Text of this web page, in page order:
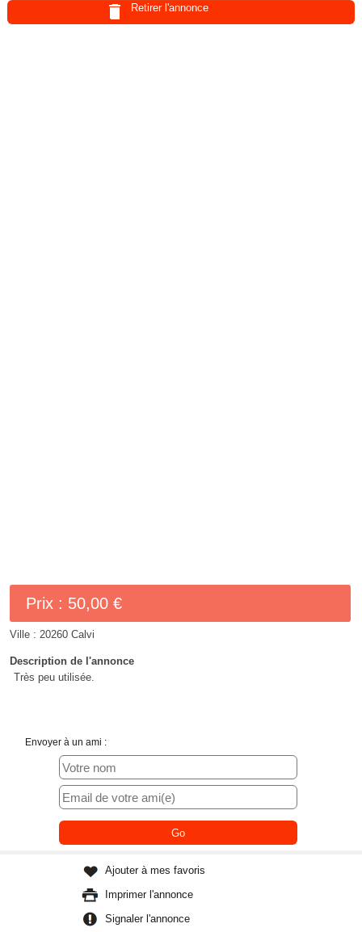
Retirer l'annonce
Prix : 50,00 €
Ville :20260 Calvi
Description de l'annonce
Très peu utilisée.
Envoyer à un ami :
Ajouter à mes favoris
Imprimer l'annonce
Signaler l'annonce